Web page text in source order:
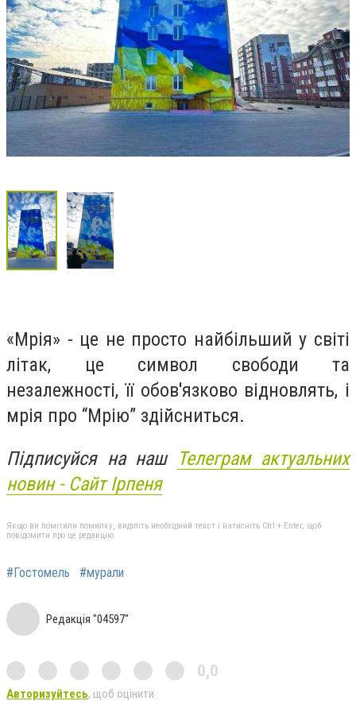
«Мрія» - це не просто найбільший у світі
літак, це символ свободи та
незалежності, її обов'язково відновлять, і
мрія про “Мрію” здійсниться.
Підписуйся на наш Телеграм актуальних
новин - Сайт Ірпеня
Якщо ви помітили помилку, виділіть необхідний текст і натисніть Ctrl + Enter, щоб
повідомити про це редакцію
#Гостомель #мурали
Редакція "04597"
0,0
Авторизуйтесь, щоб оцінити